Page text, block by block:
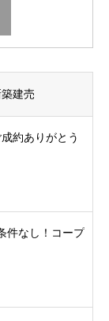
築建売
約ありがとう
件なし！コープ